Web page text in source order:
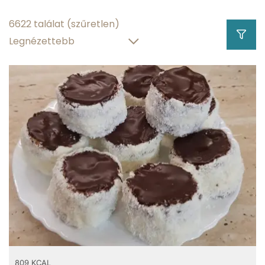
zsírtartalom
víztartalom 3 g
Hány kalória
gramm
6622 találat (szűretlen)
809 KCAL